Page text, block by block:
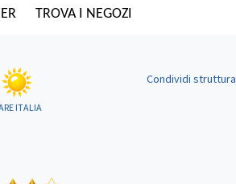
TROVA I NEGOZI
ITALIA
Condividi struttura